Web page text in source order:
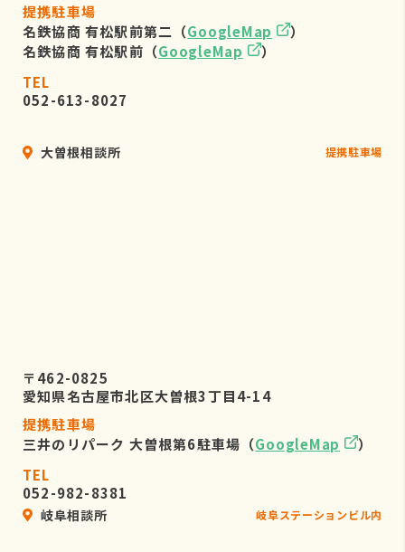
提携駐車場
名鉄協商 有松駅前第二（GoogleMap
）
名鉄協商 有松駅前（GoogleMap
）
TEL
052-613-8027
大曽根相談所 提携駐車場
〒462-0825
愛知県名古屋市北区大曽根3丁目4-14
提携駐車場
三井のリパーク 大曽根第6駐車場（GoogleMap
）
TEL
052-982-8381
岐阜相談所 岐阜ステーションビル内